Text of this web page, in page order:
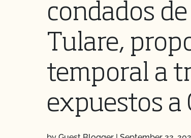
condados
Tulare,
temporal a
expuestos a